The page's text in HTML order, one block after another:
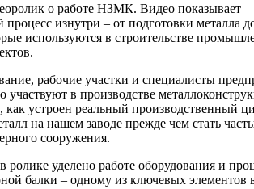
о работе НЗМК. Видео показывает
процесс изнутри – от подготовки металла
используются в строительстве
рабочие участки и специалисты
участвуют в производстве
как устроен реальный производственный
на нашем заводе прежде чем стать
сооружения.
ролике уделено работе оборудования и
балки – одному из ключевых элементов